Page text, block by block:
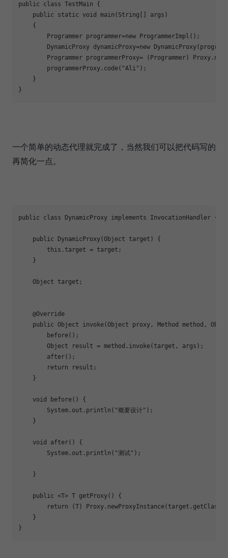
public class TestMain {
    public static void main(String[] args)
    {
        Programmer programmer=new ProgrammerImpl();
DynamicProxy dynamicProxy=new
Programmer programmerProxy= (Programmer)
        programmerProxy.code(
"Ali" );
    }
}
一个简单的动态代理就完成了，当然我们可以把代码写的
再简化一点。
public class DynamicProxy implements InvocationHandler {
    public DynamicProxy(Object target) {
        this.target = target;
    }
    Object target;
    @Override
public Object invoke(Object proxy, Method method,
        before();
        Object result = method.invoke(target, args);
        after();
return result;
    }
    void
before() {
        System.out.println(
"概要设计" );
    }
    void
after() {
        System.out.println(
"测试" );
    }
    public <T> T
getProxy() {
return (T)
    }
}